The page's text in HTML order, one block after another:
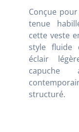
Conçue
tenue
cette veste
style fluide
éclair
capuche
structuré.